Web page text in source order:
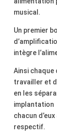
musical.
Un premier
intègre
Ainsi
travailler et
en les
implantation
chacun
respectif.